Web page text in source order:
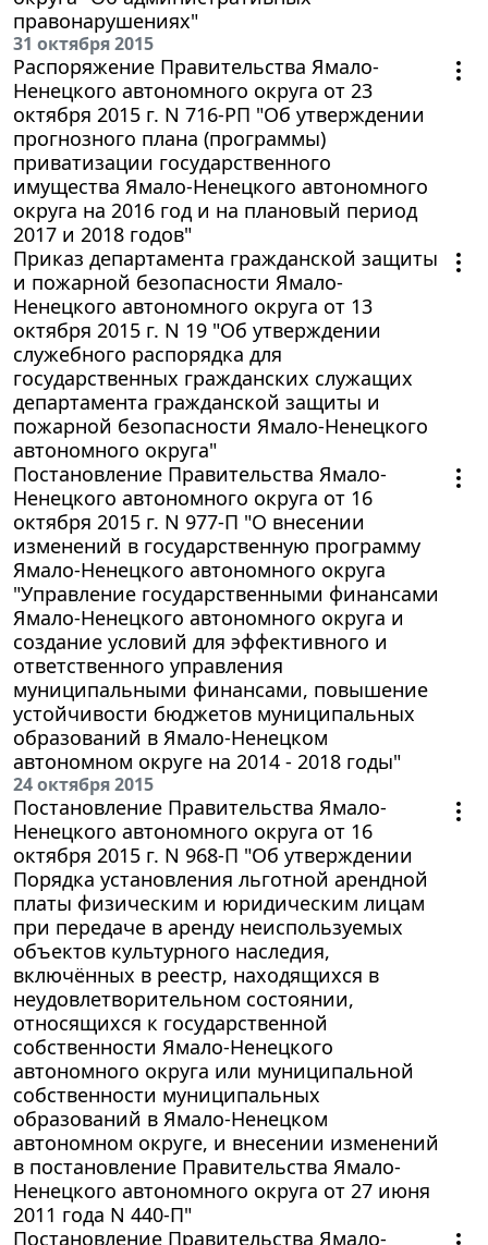
правонарушениях"
31 октября 2015
Распоряжение Правительства Ямало-
Ненецкого автономного округа от 23
октября 2015 г. N 716-РП "Об утверждении
прогнозного плана (программы)
приватизации государственного
имущества Ямало-Ненецкого автономного
округа на 2016 год и на плановый период
2017 и 2018 годов"
Приказ департамента гражданской защиты
и пожарной безопасности Ямало-
Ненецкого автономного округа от 13
октября 2015 г. N 19 "Об утверждении
служебного распорядка для
государственных гражданских служащих
департамента гражданской защиты и
пожарной безопасности Ямало-Ненецкого
автономного округа"
Постановление Правительства Ямало-
Ненецкого автономного округа от 16
октября 2015 г. N 977-П "О внесении
изменений в государственную программу
Ямало-Ненецкого автономного округа
"Управление государственными финансами
Ямало-Ненецкого автономного округа и
создание условий для эффективного и
ответственного управления
муниципальными финансами, повышение
устойчивости бюджетов муниципальных
образований в Ямало-Ненецком
автономном округе на 2014 - 2018 годы"
24 октября 2015
Постановление Правительства Ямало-
Ненецкого автономного округа от 16
октября 2015 г. N 968-П "Об утверждении
Порядка установления льготной арендной
платы физическим и юридическим лицам
при передаче в аренду неиспользуемых
объектов культурного наследия,
включённых в реестр, находящихся в
неудовлетворительном состоянии,
относящихся к государственной
собственности Ямало-Ненецкого
автономного округа или муниципальной
собственности муниципальных
образований в Ямало-Ненецком
автономном округе, и внесении изменений
в постановление Правительства Ямало-
Ненецкого автономного округа от 27 июня
2011 года N 440-П"
Постановление Правительства Ямало-